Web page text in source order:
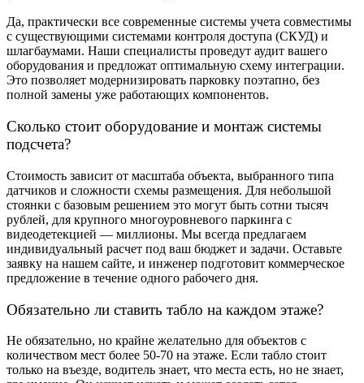
Да, практически все современные системы учета совместимы
с существующими системами контроля доступа (СКУД) и
шлагбаумами. Наши специалисты проведут аудит вашего
оборудования и предложат оптимальную схему интеграции.
Это позволяет модернизировать парковку поэтапно, без
полной замены уже работающих компонентов.
Сколько стоит оборудование и монтаж системы
подсчета?
Стоимость зависит от масштаба объекта, выбранного типа
датчиков и сложности схемы размещения. Для небольшой
стоянки с базовым решением это могут быть сотни тысяч
рублей, для крупного многоуровневого паркинга с
видеодетекцией — миллионы. Мы всегда предлагаем
индивидуальный расчет под ваш бюджет и задачи. Оставьте
заявку на нашем сайте, и инженер подготовит коммерческое
предложение в течение одного рабочего дня.
Обязательно ли ставить табло на каждом этаже?
Не обязательно, но крайне желательно для объектов с
количеством мест более 50-70 на этаже. Если табло стоит
только на въезде, водитель знает, что места есть, но не знает,